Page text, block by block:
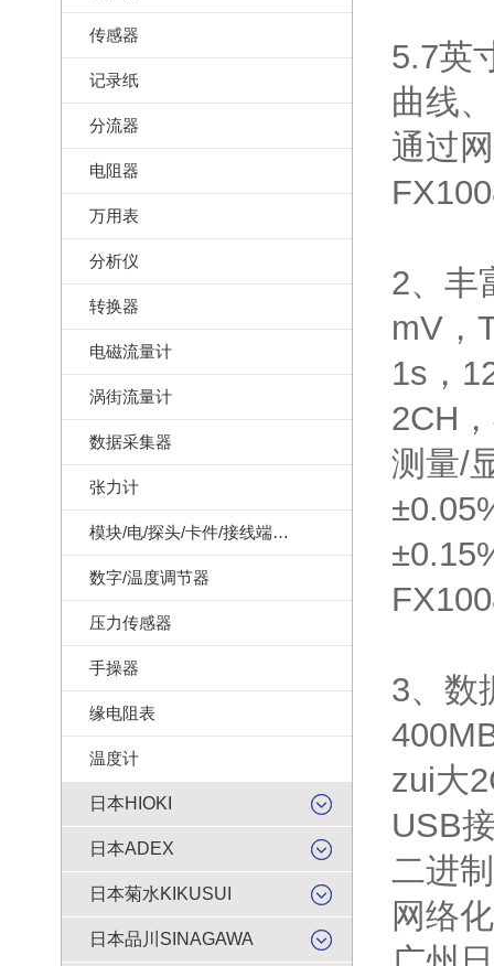
传感器
记录纸
分流器
电阻器
万用表
分析仪
转换器
电磁流量计
涡街流量计
数据采集器
张力计
模块/电/探头/卡件/接线端子/记录纸
数字/温度调节器
压力传感器
手操器
缘电阻表
温度计
日本HIOKI
日本ADEX
日本菊水KIKUSUI
日本品川SINAGAWA
5.7英
曲线
通过
2、丰
mV，
1s，
2CH
测量/
3、数
zui大
USB
二进
网络